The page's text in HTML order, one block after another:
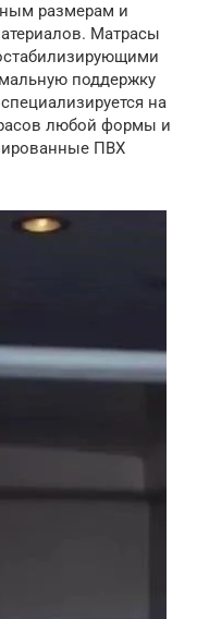
размерам и
Матрасы
поддержку
на
любой формы и
ПВХ